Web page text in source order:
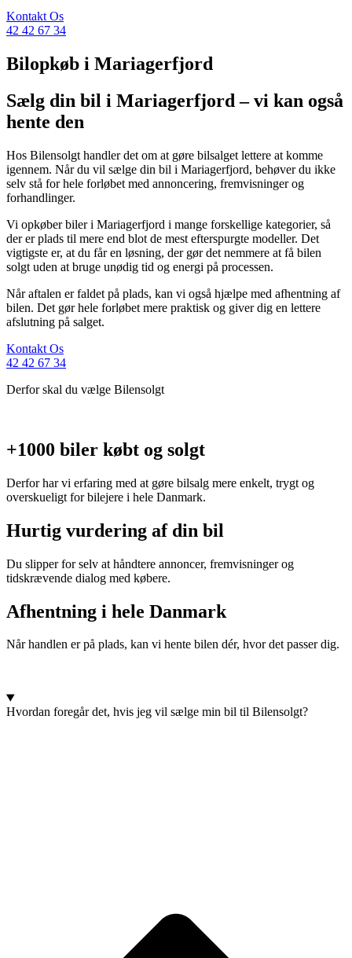
Kontakt Os
42 42 67 34
Bilopkøb i Mariagerfjord
Sælg din bil i Mariagerfjord – vi kan også
hente den
Hos Bilensolgt handler det om at gøre bilsalget lettere at komme
igennem. Når du vil sælge din bil i Mariagerfjord, behøver du ikke
selv stå for hele forløbet med annoncering, fremvisninger og
forhandlinger.
Vi opkøber biler i Mariagerfjord i mange forskellige kategorier, så
der er plads til mere end blot de mest efterspurgte modeller. Det
vigtigste er, at du får en løsning, der gør det nemmere at få bilen
solgt uden at bruge unødig tid og energi på processen.
Når aftalen er faldet på plads, kan vi også hjælpe med afhentning af
bilen. Det gør hele forløbet mere praktisk og giver dig en lettere
afslutning på salget.
Kontakt Os
42 42 67 34
Derfor skal du vælge Bilensolgt
+1000 biler købt og solgt
Derfor har vi erfaring med at gøre bilsalg mere enkelt, trygt og
overskueligt for bilejere i hele Danmark.
Hurtig vurdering af din bil
Du slipper for selv at håndtere annoncer, fremvisninger og
tidskrævende dialog med købere.
Afhentning i hele Danmark
Når handlen er på plads, kan vi hente bilen dér, hvor det passer dig.
Hvordan foregår det, hvis jeg vil sælge min bil til Bilensolgt?